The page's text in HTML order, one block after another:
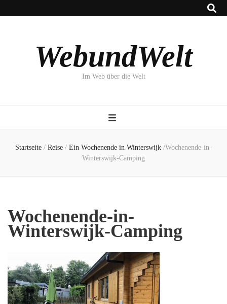
WebundWelt
Im Web über die Welt
Startseite / Reise / Ein Wochenende in Winterswijk /Wochenende-in-
Winterswijk-Camping
Wochenende-in-
Winterswijk-Camping